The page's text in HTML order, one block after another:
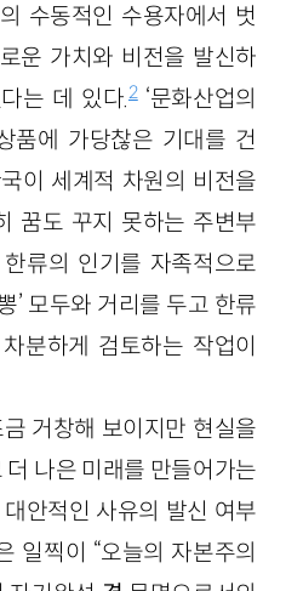
수동적인 수용자에서 벗
운 가치와 비전을 발신하
는 데 있다.2‘문화산업의
품에 가당찮은 기대를 건
이 세계적 차원의 비전을
꿈도 꾸지 못하는 주변부
류의 인기를 자족적으로
’ 모두와 거리를 두고 한류
분하게 검토하는 작업이
거창해 보이지만 현실을
나은 미래를 만들어가는
안적인 사유의 발신 여부
일찍이 “오늘의 자본주의